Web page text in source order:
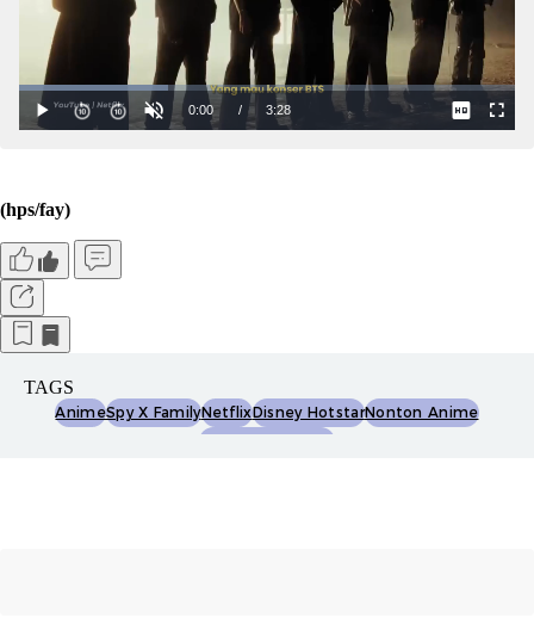
(hps/fay)
TAGS
AnimeSpy X FamilyNetflixDisney HotstarNonton Anime
Streaming Online